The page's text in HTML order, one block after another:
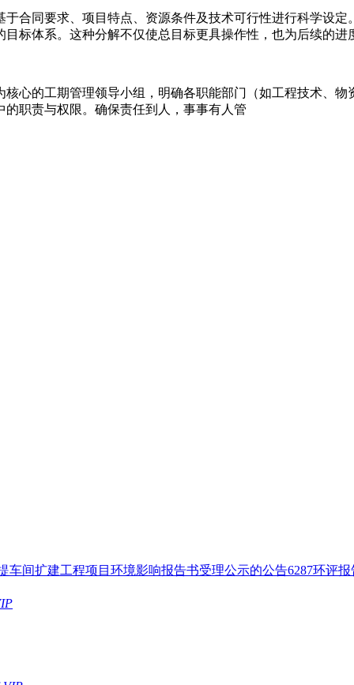
合同要求、项目特点、资源条件及技术可行性进行科学设
标体系。这种分解不仅使总目标更具操作性，也为后续的进
心的工期管理领导小组，明确各职能部门（如工程技术、
职责与权限。确保责任到人，事事有人管
间扩建工程项目环境影响报告书受理公示的公告6287环评报